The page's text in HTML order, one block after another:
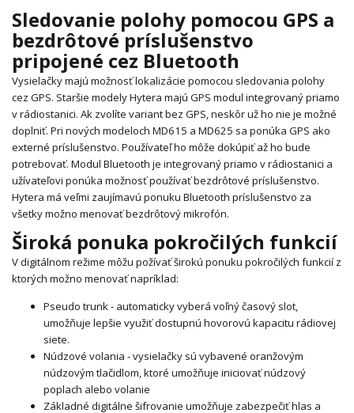
Sledovanie polohy pomocou GPS a
bezdrôtové príslušenstvo
pripojené cez Bluetooth
Vysielačky majú možnosť lokalizácie pomocou sledovania polohy
cez GPS. Staršie modely Hytera majú GPS modul integrovaný priamo
v rádiostanici. Ak zvolíte variant bez GPS, neskôr už ho nie je možné
doplniť. Pri nových modeloch MD615 a MD625 sa ponúka GPS ako
externé príslušenstvo. Používateľ ho môže dokúpiť až ho bude
potrebovať. Modul Bluetooth je integrovaný priamo v rádiostanici a
užívateľovi ponúka možnosť používať bezdrôtové príslušenstvo.
Hytera má veľmi zaujímavú ponuku Bluetooth príslušenstvo za
všetky možno menovať bezdrôtový mikrofón.
Široká ponuka pokročilých funkcií
V digitálnom režime môžu požívať širokú ponuku pokročilých funkcií z
ktorých možno menovať napríklad:
Pseudo trunk - automaticky vyberá voľný časový slot,
umožňuje lepšie využiť dostupnú hovorovú kapacitu rádiovej
siete.
Núdzové volania - vysielačky sú vybavené oranžovým
núdzovým tlačidlom, ktoré umožňuje iniciovať núdzový
poplach alebo volanie
Základné digitálne šifrovanie umožňuje zabezpečiť hlas a